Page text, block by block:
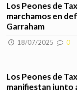
Los Peones de
marchamos en
Garraham
18/07/2025 0
Los Peones de
manifiestan junto